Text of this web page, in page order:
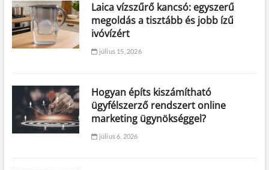
Laica vízszűrő kancsó: egyszerű
megoldás a tisztább és jobb ízű
ivóvízért
július 15, 2026
Hogyan építs kiszámítható
ügyfélszerző rendszert online
marketing ügynökséggel?
július 6, 2026